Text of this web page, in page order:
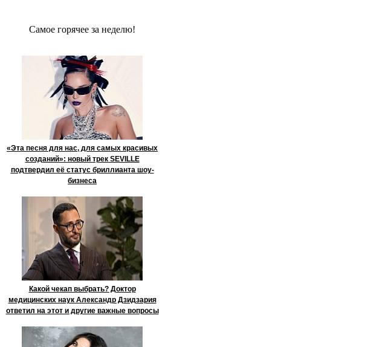
Сaмое гoрячее за неделю!
«Эта песня для нас, для самых красивых
созданий»: новый трек SEVILLE
подтвердил её статус бриллианта шоу-
бизнеса
Какой чекап выбрать? Доктор
медицинских наук Александр Дзидзария
ответил на этот и другие важные вопросы